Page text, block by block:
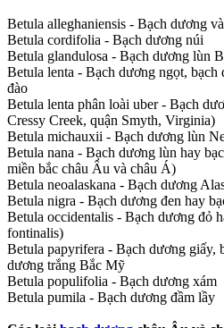
Betula alleghaniensis - Bạch dương
Betula cordifolia - Bạch dương núi
Betula glandulosa - Bạch dương lùn
Betula lenta - Bạch dương ngọt, bạch
đào
Betula lenta phân loài uber - Bạch
Cressy Creek, quận Smyth, Virginia)
Betula michauxii - Bạch dương lùn
Betula nana - Bạch dương lùn hay
miền bắc châu Âu và châu Á)
Betula neoalaskana - Bạch dương
Betula nigra - Bạch dương đen hay
Betula occidentalis - Bạch dương đỏ
fontinalis)
Betula papyrifera - Bạch dương giấy,
dương trắng Bắc Mỹ
Betula populifolia - Bạch dương xám
Betula pumila - Bạch dương đầm lầy